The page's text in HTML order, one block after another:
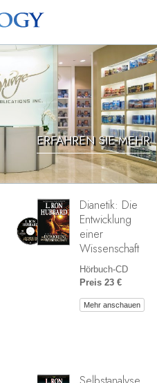
ERFAHREN SIE MEHR
Dianetik: Die
Entwicklung
einer
Wissenschaft
Hörbuch-CD
Preis 23 €
Mehr anschauen